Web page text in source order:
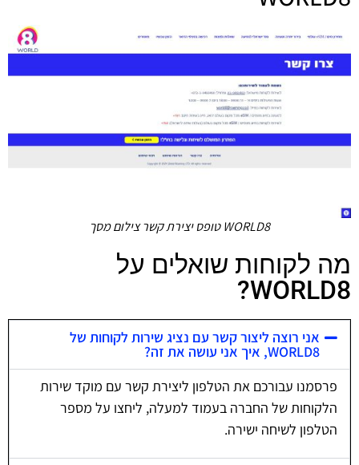
WORLD8 טופס יצירת קשר צילום מסך
מה לקוחות שואלים על
WORLD8?
אני רוצה ליצור קשר עם נציג שירות לקוחות של
WORLD8, איך אני עושה את זה?
פרסמנו עבורכם את הטלפון ליצירת קשר עם מוקד שירות
הלקוחות של החברה בעמוד למעלה, ליחצו על מספר
הטלפון לשיחה ישירה.